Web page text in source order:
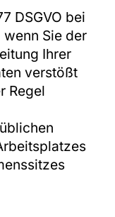
DSGVO bei
Sie der
Ihrer
verstößt
Regel